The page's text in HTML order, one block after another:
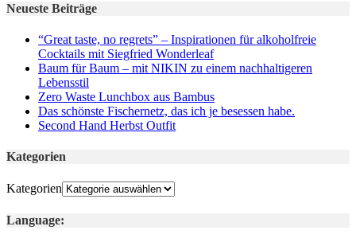
Neueste Beiträge
“Great taste, no regrets” – Inspirationen für alkoholfreie
Cocktails mit Siegfried Wonderleaf
Baum für Baum – mit NIKIN zu einem nachhaltigeren
Lebensstil
Zero Waste Lunchbox aus Bambus
Das schönste Fischernetz, das ich je besessen habe.
Second Hand Herbst Outfit
Kategorien
Kategorien
Language: